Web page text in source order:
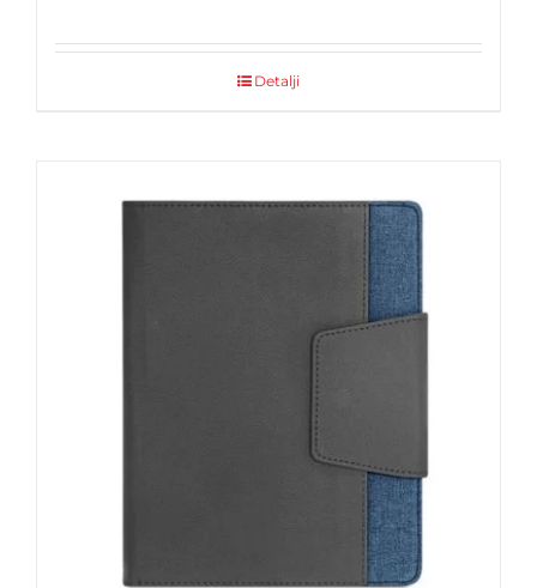
Detalji